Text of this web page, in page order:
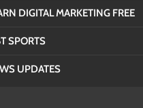
DIGITAL MARKETING FREE
SPORTS
UPDATES